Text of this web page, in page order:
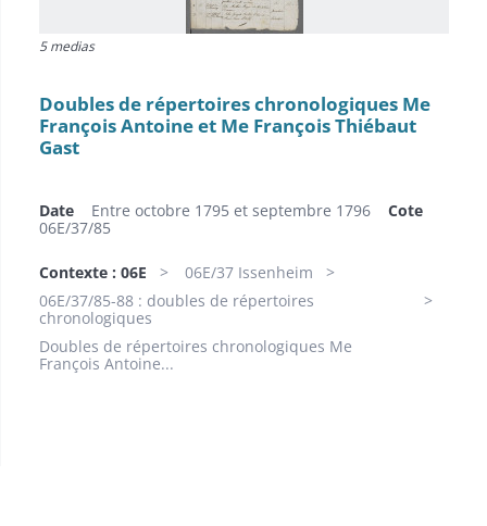
5 medias
Doubles de répertoires chronologiques Me
François Antoine et Me François Thiébaut
Gast
Date Entre octobre 1795 et septembre 1796
Cote
06E/37/85
Contexte : 06E
06E/37 Issenheim
06E/37/85-88 : doubles de répertoires
chronologiques
Doubles de répertoires chronologiques Me
François Antoine...